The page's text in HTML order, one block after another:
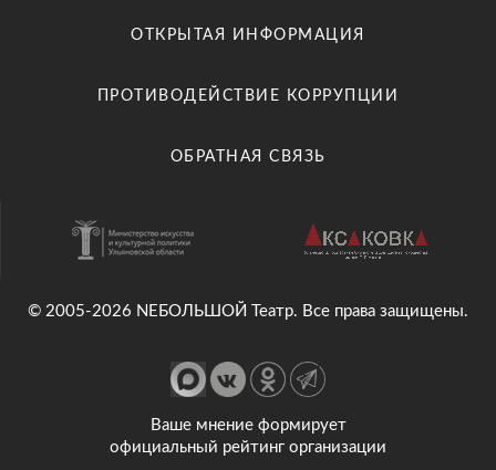
ОТКРЫТАЯ ИНФОРМАЦИЯ
ПРОТИВОДЕЙСТВИЕ КОРРУПЦИИ
ОБРАТНАЯ СВЯЗЬ
© 2005-2026 NEБОЛЬШОЙ Театр. Все права защищены.
Ваше мнение формирует
официальный рейтинг организации